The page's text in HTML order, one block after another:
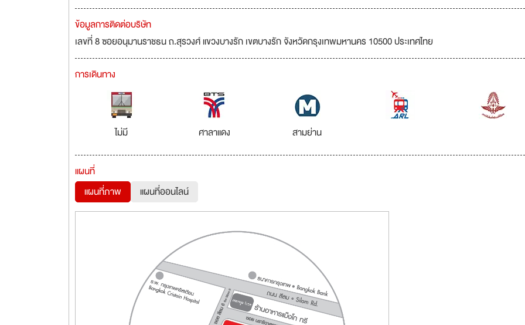
ข้อมูลการติดต่อบริษัท
เลขที่ 8 ซอยอนุมานราชธน ถ.สุรวงศ์ แขวงบางรัก เขตบางรัก จังหวัดกรุงเทพมหานคร 10500 ประเทศไทย
การเดินทาง
ไม่มี ศาลาแดง สามย่าน
แผนที่
แผนที่ภาพ
แผนที่ออนไลน์